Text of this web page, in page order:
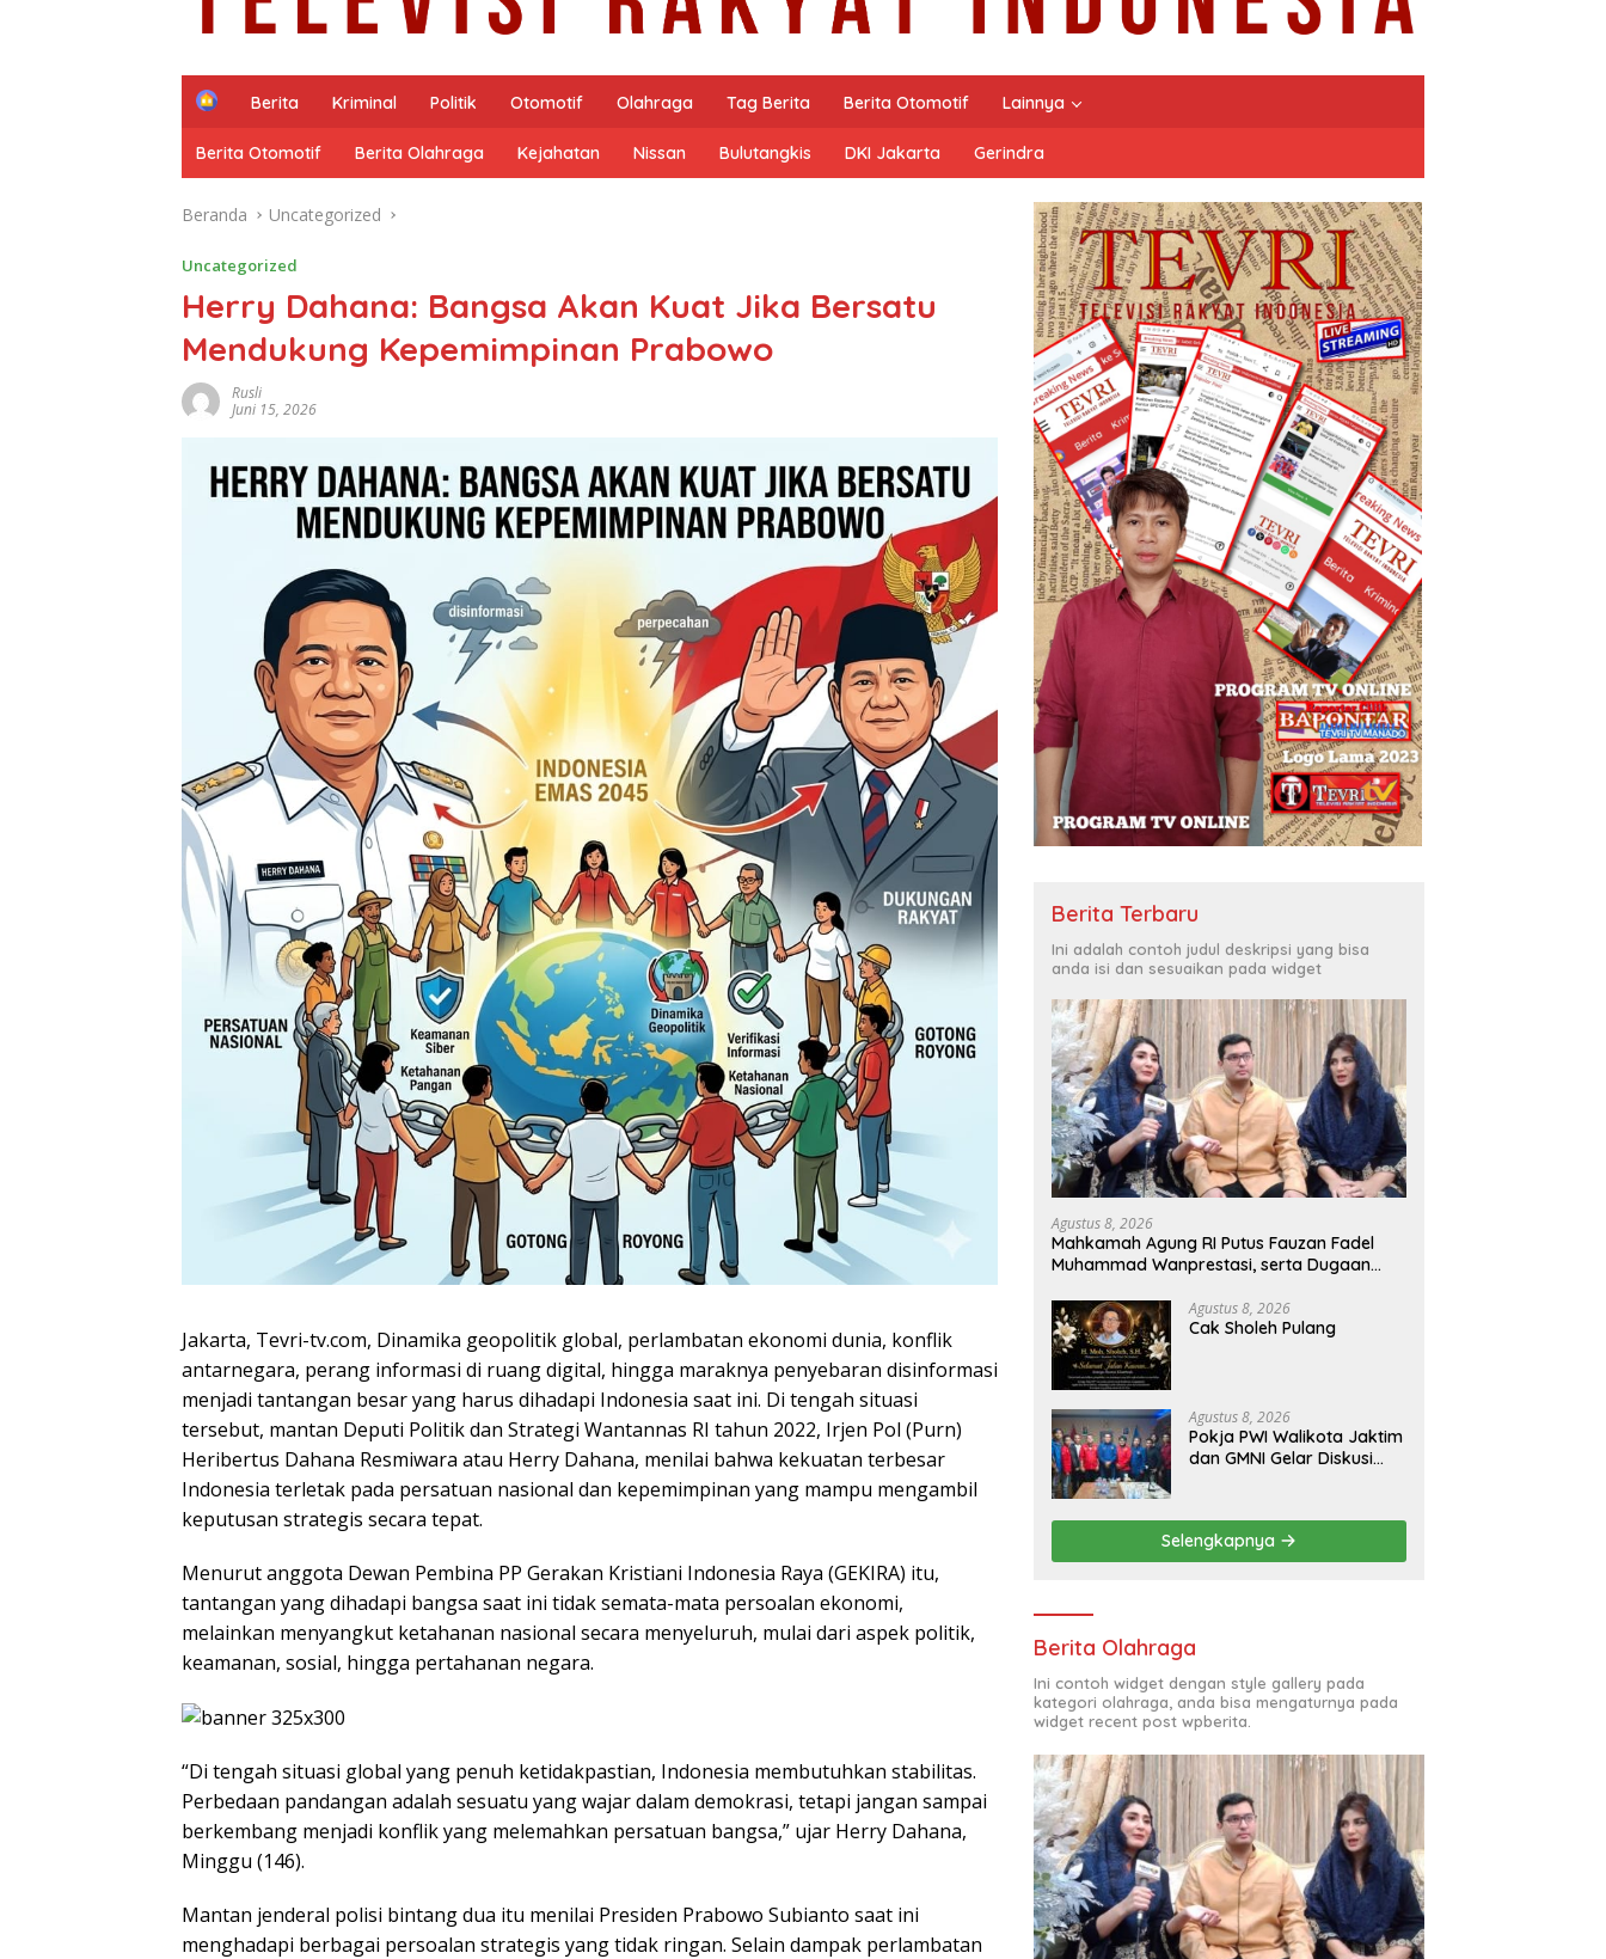
H
m
e
Berita Kriminal Politik Otomotif Olahraga Tag Berita Berita Otomotif Lainnya
Berita Otomotif Berita Olahraga Kejahatan Nissan Bulutangkis DKI Jakarta Gerindra
Beranda Uncategorized
Uncategorized
Herry Dahana: Bangsa Akan Kuat Jika Bersatu
Mendukung Kepemimpinan Prabowo
Rusli
Juni 15, 2026
Jakarta, Tevri-tv.com, Dinamika geopolitik global, perlambatan ekonomi dunia, konflik
antarnegara, perang informasi di ruang digital, hingga maraknya penyebaran disinformasi
menjadi tantangan besar yang harus dihadapi Indonesia saat ini. Di tengah situasi
tersebut, mantan Deputi Politik dan Strategi Wantannas RI tahun 2022, Irjen Pol (Purn)
Heribertus Dahana Resmiwara atau Herry Dahana, menilai bahwa kekuatan terbesar
Indonesia terletak pada persatuan nasional dan kepemimpinan yang mampu mengambil
keputusan strategis secara tepat.
Menurut anggota Dewan Pembina PP Gerakan Kristiani Indonesia Raya (GEKIRA) itu,
tantangan yang dihadapi bangsa saat ini tidak semata-mata persoalan ekonomi,
melainkan menyangkut ketahanan nasional secara menyeluruh, mulai dari aspek politik,
keamanan, sosial, hingga pertahanan negara.
“Di tengah situasi global yang penuh ketidakpastian, Indonesia membutuhkan stabilitas.
Perbedaan pandangan adalah sesuatu yang wajar dalam demokrasi, tetapi jangan sampai
berkembang menjadi konflik yang melemahkan persatuan bangsa,” ujar Herry Dahana,
Minggu (146).
Mantan jenderal polisi bintang dua itu menilai Presiden Prabowo Subianto saat ini
menghadapi berbagai persoalan strategis yang tidak ringan. Selain dampak perlambatan
Berita Terbaru
Ini adalah contoh judul deskripsi yang bisa
anda isi dan sesuaikan pada widget
Agustus 8, 2026
Mahkamah Agung RI Putus Fauzan Fadel
Muhammad Wanprestasi, serta Dugaan
Agustus 8, 2026
Cak Sholeh Pulang
Agustus 8, 2026
Pokja PWI Walikota Jaktim
dan GMNI Gelar Diskusi
Selengkapnya
Berita Olahraga
Ini contoh widget dengan style gallery pada
kategori olahraga, anda bisa mengaturnya pada
widget recent post wpberita.